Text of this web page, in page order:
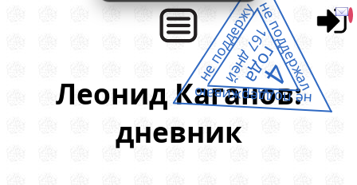
Леонид Каганов:
дневник
не поддержал
не поддерживаю
не поддержу4
года
167 дней